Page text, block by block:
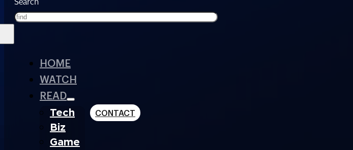
HOME
WATCH
READ
Tech
Biz
Game
CONTACT